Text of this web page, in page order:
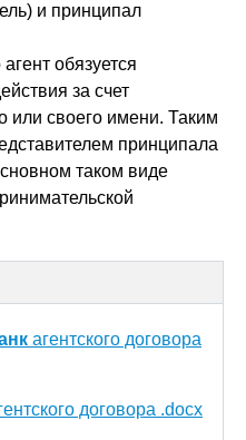
и принципал
обязуется
за счет
или своего имени. Таким
принципала
таком виде
агентского договора
договора .docx